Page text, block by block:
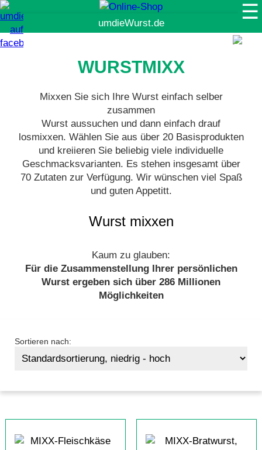
WURSTMIXX
Mixxen Sie sich Ihre Wurst einfach selber
zusammen
Wurst aussuchen und dann einfach drauf
losmixxen. Wählen Sie aus über 20 Basisprodukten
und kreiieren Sie beliebig viele individuelle
Geschmacksvarianten. Es stehen insgesamt über
70 Zutaten zur Verfügung. Wir wünschen viel Spaß
und guten Appetitt.
Wurst mixxen
Kaum zu glauben:
Für die Zusammenstellung Ihrer persönlichen
Wurst ergeben sich über 286 Millionen
Möglichkeiten
Sortieren nach:
☰